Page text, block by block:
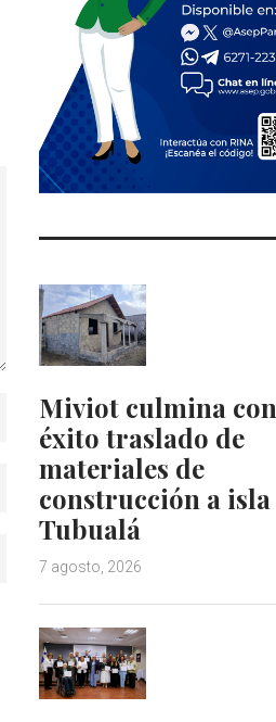
Miviot culmina con
éxito traslado de
materiales de
construcción a isla
Tubualá
7 agosto, 2026